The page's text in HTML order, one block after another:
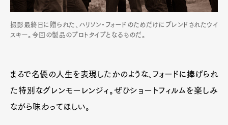
撮影最終日に贈られた、ハリソン・フォードのためだけにブレンドされたウイ
スキー。今回の製品のプロトタイプとなるものだ。
まるで名優の人生を表現したかのような、フォードに捧げられ
た特別なグレンモーレンジィ。ぜひショートフィルムを楽しみ
ながら味わってほしい。